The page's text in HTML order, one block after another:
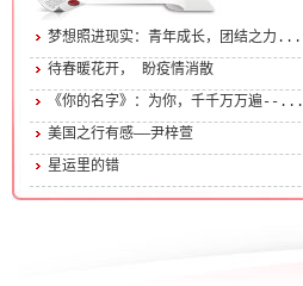
梦想照进现实：青年成长，团结之力...
待春暖花开， 盼疫情消散
《你的名字》：为你，千千万万遍--...
美国之行有感——尹梓萱
星运里的错